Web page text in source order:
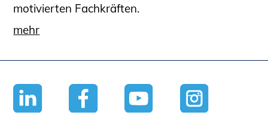
motivierten Fachkräften.
mehr